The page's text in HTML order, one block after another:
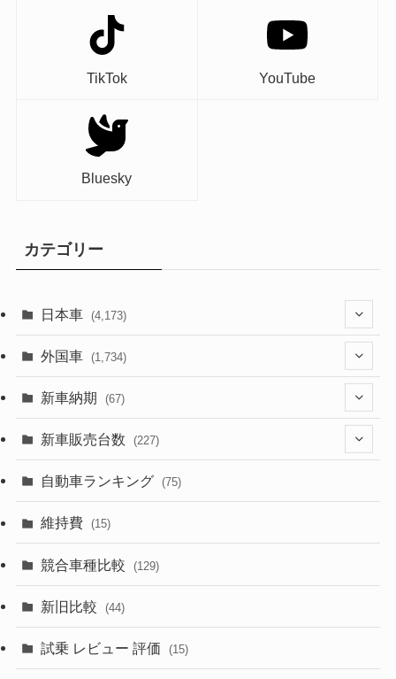
TikTok YouTube
Bluesky
カテゴリー
日本車 (4,173)
(1,321)
(329)
(526)
(357)
(328)
(253)
外国車 (1,734)
(242)
(85)
(84)
新車納期 (67)
(28)
(8)
(3)
(3)
新車販売台数 (227)
(21)
(5)
(7)
自動車ランキング (75)
維持費 (15)
競合車種比較 (129)
新旧比較 (44)
試乗 レビュー 評価 (15)